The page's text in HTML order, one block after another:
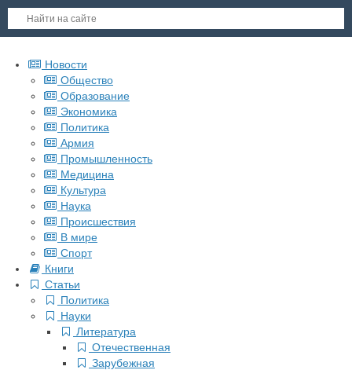
Новости
Общество
Образование
Экономика
Политика
Армия
Промышленность
Медицина
Культура
Наука
Происшествия
В мире
Спорт
Книги
Статьи
Политика
Науки
Литература
Отечественная
Зарубежная